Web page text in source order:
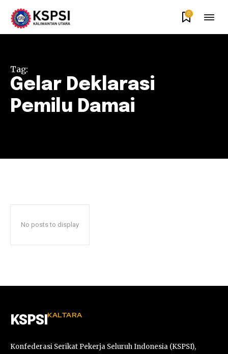
0
Tag:
Gelar Deklarasi
Pemilu Damai
No posts to display
KSPSI KALTARA
Konfederasi Serikat Pekerja Seluruh Indonesia (KSPSI),